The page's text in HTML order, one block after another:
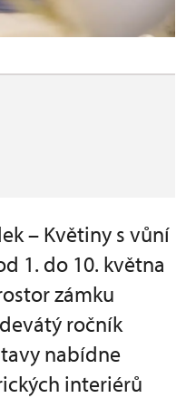
– Květiny s vůní
1. do 10. května
zámku
ročník
nabídne
interiérů